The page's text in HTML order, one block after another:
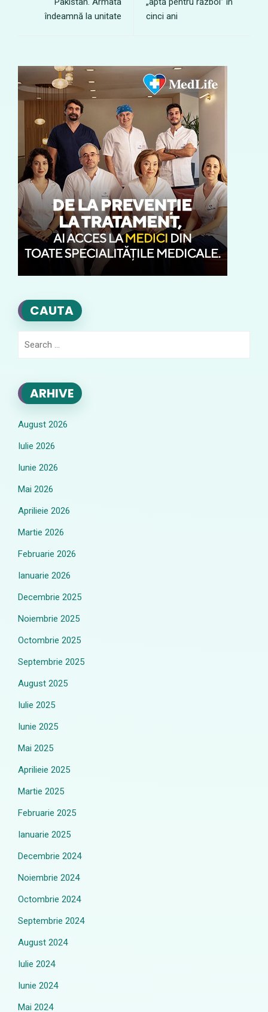
îndeamnă la unitate
cinci ani
CAUTA
ARHIVE
August 2026
Iulie 2026
Iunie 2026
Mai 2026
Aprilieie 2026
Martie 2026
Februarie 2026
Ianuarie 2026
Decembrie 2025
Noiembrie 2025
Octombrie 2025
Septembrie 2025
August 2025
Iulie 2025
Iunie 2025
Mai 2025
Aprilieie 2025
Martie 2025
Februarie 2025
Ianuarie 2025
Decembrie 2024
Noiembrie 2024
Octombrie 2024
Septembrie 2024
August 2024
Iulie 2024
Iunie 2024
Mai 2024